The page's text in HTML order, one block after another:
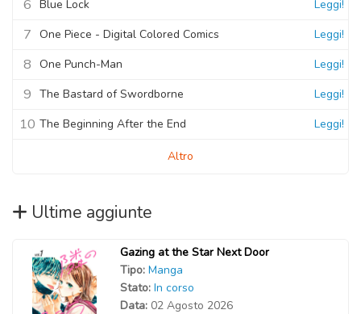
6 Blue Lock Leggi!
7 One Piece - Digital Colored Comics Leggi!
8 One Punch-Man Leggi!
9 The Bastard of Swordborne Leggi!
10 The Beginning After the End Leggi!
Altro
Ultime aggiunte
Gazing at the Star Next Door
Tipo: Manga
Stato: In corso
Data: 02 Agosto 2026